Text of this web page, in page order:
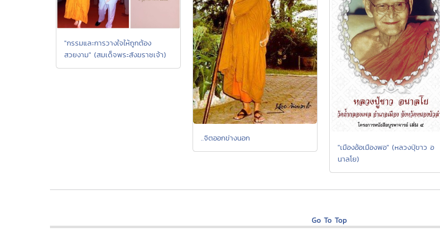
"กรรมและการวางใจให้ถูกต้อง
สวยงาม" (สมเด็จพระสังฆราชเจ้า)
..จิตออกข่างนอก
"เมืองอ้อเมืองพอ" (หลวงปุ่ขาว อ
นาลโย)
Go To Top